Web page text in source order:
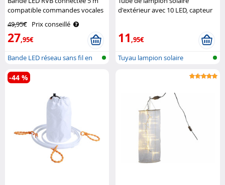
compatible commandes vocales
Luminea Home Control
49,95€ Prix conseillé
27,95€
Bande LED réseau sans fil en
RVB av..
d'extérieur avec 10 LED, capteur
11,95€
Tuyau lampion solaire
-44 %